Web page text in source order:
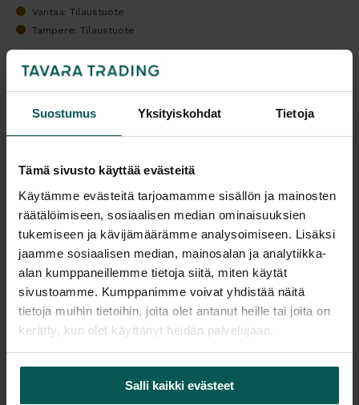
Suostumus Yksityiskohdat Tietoja
Tämä sivusto käyttää evästeitä
Käytämme evästeitä tarjoamamme sisällön ja mainosten
räätälöimiseen, sosiaalisen median ominaisuuksien
tukemiseen ja kävijämäärämme analysoimiseen. Lisäksi
jaamme sosiaalisen median, mainosalan ja analytiikka-
alan kumppaneillemme tietoja siitä, miten käytät
sivustoamme. Kumppanimme voivat yhdistää näitä
tietoja muihin tietoihin, joita olet antanut heille tai joita on
kerätty, kun olet käyttänyt heidän palvelujaan.
Salli kaikki evästeet
Vantaa: Tilaustuote
Tampere: Tilaustuote
Kaikki valmistajan tuotteet tilattavissa kauttamme.
Tuotekuvaus
Bliss-tuoli on moderni ja selkeälinjainen ulkotuoli,
joka tuo skandinaavista ilmettä terasseille,
parvekkeille ja ravintolaympäristöihin. Tuoli on
valmistettu kevyestä, mutta kestävästä
jauhemaalatusta alumiinista, mikä tekee siitä
Bliss on saatavilla sekä käsinojallisena että ilman